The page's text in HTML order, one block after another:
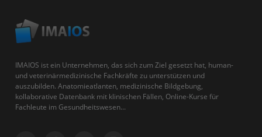
IMAIOS ist ein Unternehmen, das sich zum Ziel gesetzt hat, human-
und veterinärmedizinische Fachkräfte zu unterstützen und
auszubilden. Anatomieatlanten, medizinische Bildgebung,
kollaborative Datenbank mit klinischen Fällen, Online-Kurse für
Fachleute im Gesundheitswesen...